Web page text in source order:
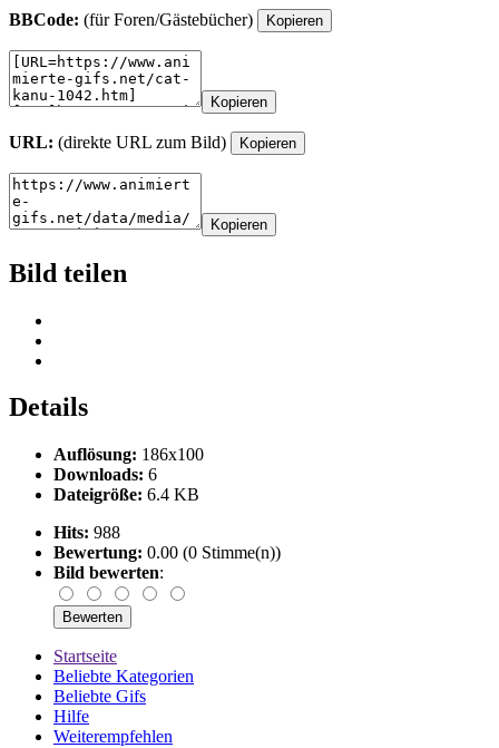
BBCode: (für Foren/Gästebücher) Kopieren
Kopieren
URL: (direkte URL zum Bild) Kopieren
Kopieren
Bild teilen
Details
Auflösung: 186x100
Downloads: 6
Dateigröße: 6.4 KB
Hits: 988
Bewertung: 0.00 (0 Stimme(n))
Bild bewerten:
Startseite
Beliebte Kategorien
Beliebte Gifs
Hilfe
Weiterempfehlen